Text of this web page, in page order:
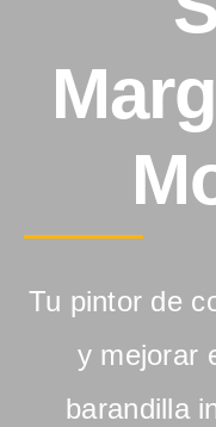
Tu pintor de
y mejorar
barandilla